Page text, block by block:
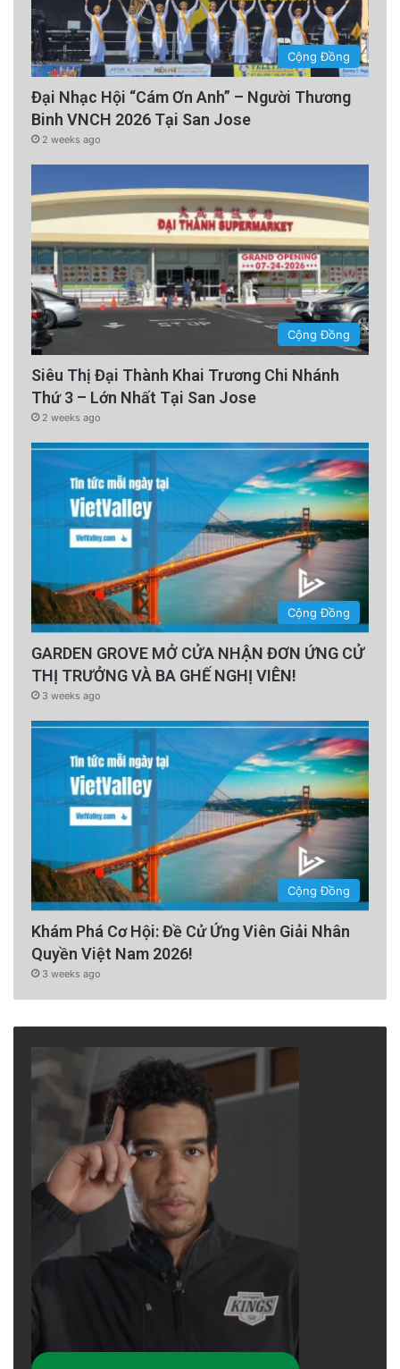
Cộng Đồng
Đại Nhạc Hội “Cám Ơn Anh” – Người Thương
Binh VNCH 2026 Tại San Jose
2 weeks ago
Cộng Đồng
Siêu Thị Đại Thành Khai Trương Chi Nhánh
Thứ 3 – Lớn Nhất Tại San Jose
2 weeks ago
Cộng Đồng
GARDEN GROVE MỞ CỬA NHẬN ĐƠN ỨNG CỬ
THỊ TRƯỞNG VÀ BA GHẾ NGHỊ VIÊN!
3 weeks ago
Cộng Đồng
Khám Phá Cơ Hội: Đề Cử Ứng Viên Giải Nhân
Quyền Việt Nam 2026!
3 weeks ago